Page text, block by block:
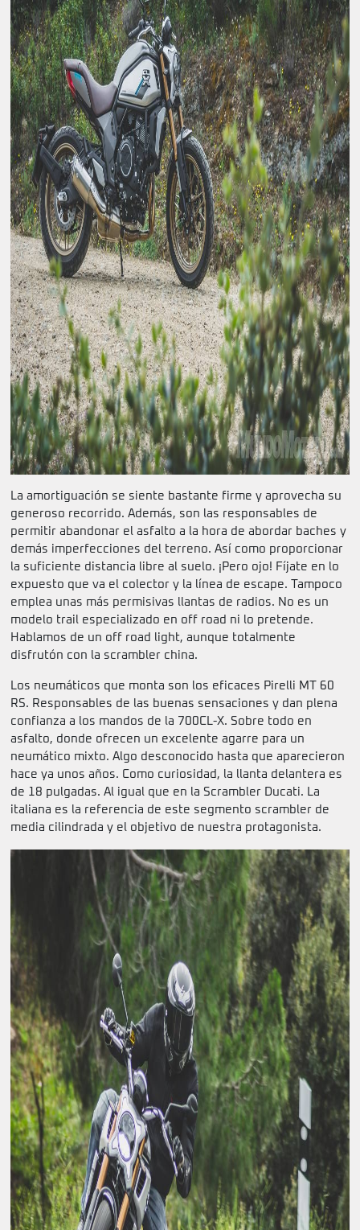
La amortiguación se siente bastante firme y aprovecha su
generoso recorrido. Además, son las responsables de
permitir abandonar el asfalto a la hora de abordar baches y
demás imperfecciones del terreno. Así como proporcionar
la suficiente distancia libre al suelo. ¡Pero ojo! Fíjate en lo
expuesto que va el colector y la línea de escape. Tampoco
emplea unas más permisivas llantas de radios. No es un
modelo trail especializado en off road ni lo pretende.
Hablamos de un off road light, aunque totalmente
disfrutón con la scrambler china.
Los neumáticos que monta son los eficaces Pirelli MT 60
RS. Responsables de las buenas sensaciones y dan plena
confianza a los mandos de la 700CL-X. Sobre todo en
asfalto, donde ofrecen un excelente agarre para un
neumático mixto. Algo desconocido hasta que aparecieron
hace ya unos años. Como curiosidad, la llanta delantera es
de 18 pulgadas. Al igual que en la Scrambler Ducati. La
italiana es la referencia de este segmento scrambler de
media cilindrada y el objetivo de nuestra protagonista.